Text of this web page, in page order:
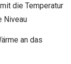
die Temperatur
Niveau
an das